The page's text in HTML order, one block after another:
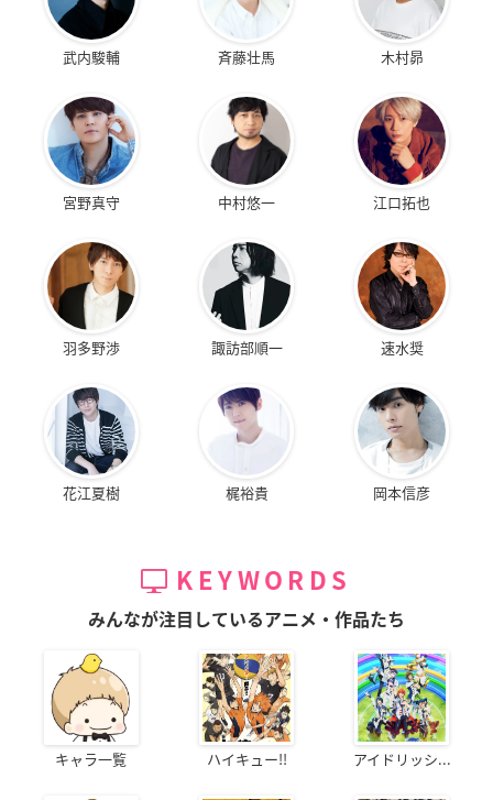
武内駿輔 斉藤壮馬 木村昴
宮野真守 中村悠一 江口拓也
羽多野渉 諏訪部順一 速水奨
花江夏樹 梶裕貴 岡本信彦
KEYWORDS
みんなが注目しているアニメ・作品たち
キャラ一覧 ハイキュー!! アイドリッシ...